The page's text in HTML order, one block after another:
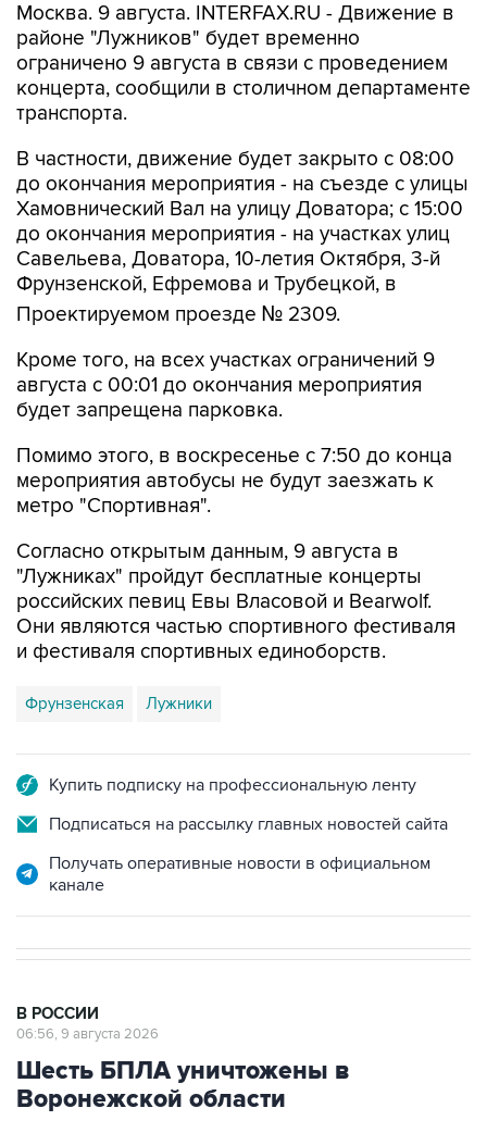
Москва. 9 августа. INTERFAX.RU - Движение в
районе "Лужников" будет временно
ограничено 9 августа в связи с проведением
концерта, сообщили в столичном департаменте
транспорта.
В частности, движение будет закрыто с 08:00
до окончания мероприятия - на съезде с улицы
Хамовнический Вал на улицу Доватора; с 15:00
до окончания мероприятия - на участках улиц
Савельева, Доватора, 10-летия Октября, 3-й
Фрунзенской, Ефремова и Трубецкой, в
Проектируемом проезде № 2309.
Кроме того, на всех участках ограничений 9
августа с 00:01 до окончания мероприятия
будет запрещена парковка.
Помимо этого, в воскресенье с 7:50 до конца
мероприятия автобусы не будут заезжать к
метро "Спортивная".
Согласно открытым данным, 9 августа в
"Лужниках" пройдут бесплатные концерты
российских певиц Евы Власовой и Bearwolf.
Они являются частью спортивного фестиваля
и фестиваля спортивных единоборств.
Фрунзенская Лужники
Купить подписку на профессиональную ленту
Подписаться на рассылку главных новостей сайта
Получать оперативные новости в официальном
канале
В РОССИИ
06:56, 9 августа 2026
Шесть БПЛА уничтожены в
Воронежской области